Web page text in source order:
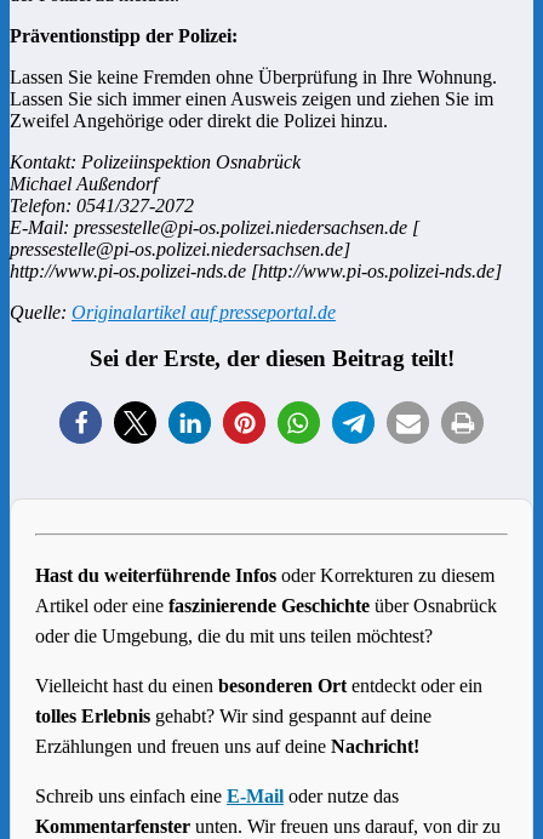
Präventionstipp der Polizei:
Lassen Sie keine Fremden ohne Überprüfung in Ihre Wohnung.
Lassen Sie sich immer einen Ausweis zeigen und ziehen Sie im
Zweifel Angehörige oder direkt die Polizei hinzu.
Kontakt: Polizeiinspektion Osnabrück
Michael Außendorf
Telefon: 0541/327-2072
E-Mail: pressestelle@pi-os.polizei.niedersachsen.de [
pressestelle@pi-os.polizei.niedersachsen.de]
http://www.pi-os.polizei-nds.de [http://www.pi-os.polizei-nds.de]
Quelle: Originalartikel auf presseportal.de
Sei der Erste, der diesen Beitrag teilt!
Hast du weiterführende Infos oder Korrekturen zu diesem
Artikel oder eine faszinierende Geschichte über Osnabrück
oder die Umgebung, die du mit uns teilen möchtest?
Vielleicht hast du einen besonderen Ort entdeckt oder ein
tolles Erlebnis gehabt? Wir sind gespannt auf deine
Erzählungen und freuen uns auf deine Nachricht!
Schreib uns einfach eine E-Mail oder nutze das
Kommentarfenster unten. Wir freuen uns darauf, von dir zu